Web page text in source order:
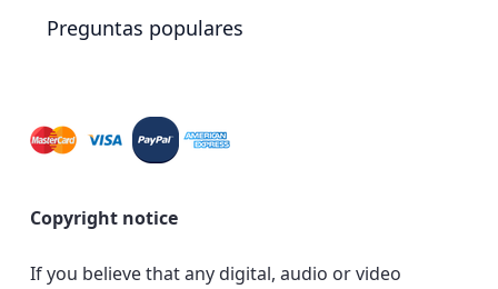
Preguntas populares
Copyright notice
If you believe that any digital, audio or video